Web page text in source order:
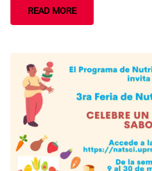
READ MORE